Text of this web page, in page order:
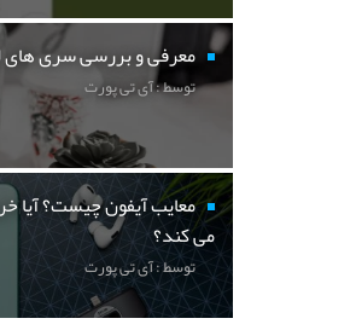
معرفی و بررسی سری
توسط : آی تی پورت
معایب آیفون چیست؟ آیا
می کند؟
توسط : آی تی پورت